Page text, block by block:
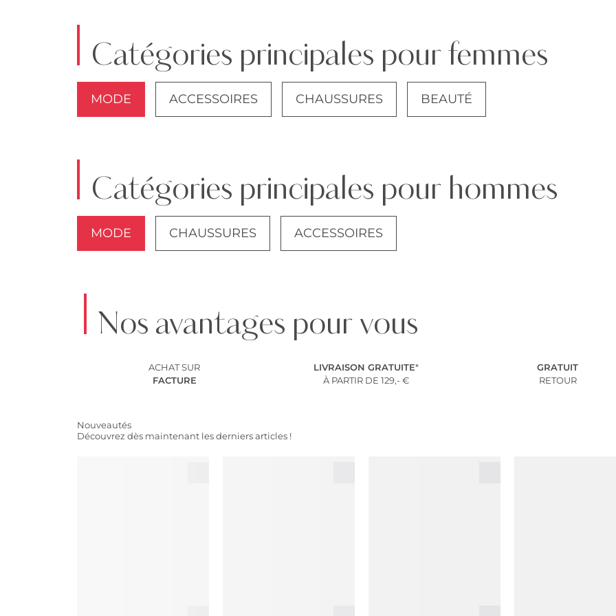
Catégories principales pour femmes
MODE ACCESSOIRES CHAUSSURES BEAUTÉ
Catégories principales pour hommes
MODE CHAUSSURES ACCESSOIRES
Nos avantages pour vous
ACHATSUR
FACTURE
LIVRAISONGRATUITE*
À PARTIR DE129,- €
GRATUIT
RETOUR
Nouveautés
Découvrez dès maintenant les derniers articles !